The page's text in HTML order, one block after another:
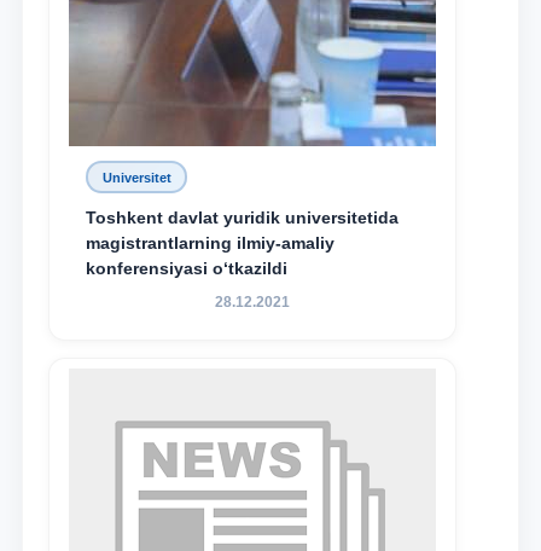
Universitet
Toshkent davlat yuridik universitetida
magistrantlarning ilmiy-amaliy
konferensiyasi o‘tkazildi
28.12.2021